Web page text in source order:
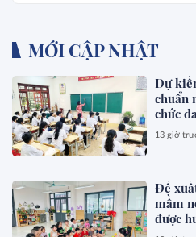
MỚI CẬP NHẬT
Dự
chuẩn
chức
13 giờ
Đề
mầm
được